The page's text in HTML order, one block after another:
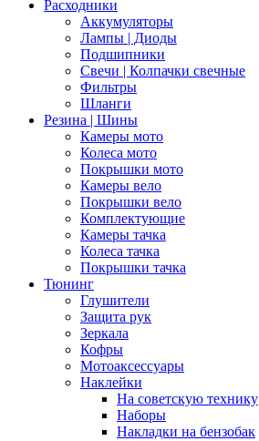
Расходники
Аккумуляторы
Лампы | Диоды
Подшипники
Свечи | Колпачки свечные
Фильтры
Шланги
Резина | Шины
Камеры мото
Колеса мото
Покрышки мото
Камеры вело
Покрышки вело
Комплектующие
Камеры тачка
Колеса тачка
Покрышки тачка
Тюнинг
Глушители
Защита рук
Зеркала
Кофры
Мотоаксессуары
Наклейки
На советскую технику
Наборы
Накладки на бензобак